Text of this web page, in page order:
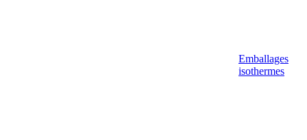
Emballages
isothermes